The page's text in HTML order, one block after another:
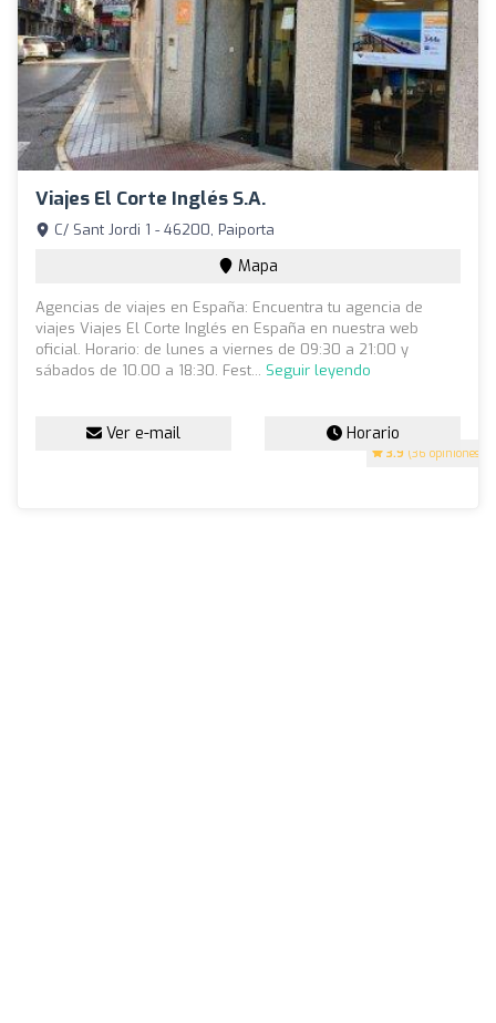
Viajes El Corte Inglés S.A.
3.9 (36 opiniones)
C/ Sant Jordi 1 - 46200, Paiporta
Mapa
Agencias de viajes en España: Encuentra tu agencia de
viajes Viajes El Corte Inglés en España en nuestra web
oficial. Horario: de lunes a viernes de 09:30 a 21:00 y
sábados de 10.00 a 18:30. Fest... Seguir leyendo
Ver e-mail Horario